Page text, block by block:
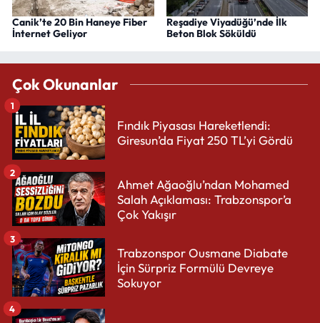
Canik’te 20 Bin Haneye Fiber
İnternet Geliyor
Reşadiye Viyadüğü’nde İlk
Beton Blok Söküldü
Çok Okunanlar
Fındık Piyasası Hareketlendi:
Giresun’da Fiyat 250 TL’yi Gördü
1
Ahmet Ağaoğlu’ndan Mohamed
Salah Açıklaması: Trabzonspor’a
Çok Yakışır
2
Trabzonspor Ousmane Diabate
İçin Sürpriz Formülü Devreye
Sokuyor
3
4